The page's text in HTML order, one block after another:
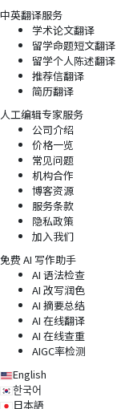
中英翻译服务
学术论文翻译
留学命题短文翻译
留学个人陈述翻译
推荐信翻译
简历翻译
人工编辑专家服务
公司介绍
价格一览
常见问题
机构合作
博客资源
服务条款
隐私政策
加入我们
免费 AI 写作助手
AI 语法检查
AI 改写润色
AI 摘要总结
AI 在线翻译
AI 在线查重
AIGC率检测
English
한국어
日本語